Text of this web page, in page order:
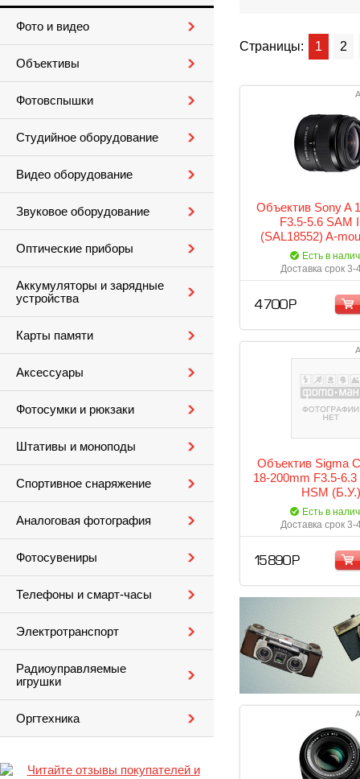
Фото и видео
Объективы
Фотовспышки
Студийное оборудование
Видео оборудование
Звуковое оборудование
Оптические приборы
Аккумуляторы и зарядные
устройства
Карты памяти
Аксессуары
Фотосумки и рюкзаки
Штативы и моноподы
Спортивное снаряжение
Аналоговая фотография
Фотосувениры
Телефоны и смарт-часы
Электротранспорт
Радиоуправляемые
игрушки
Оргтехника
Страницы: 1 2
Объектив Sony A
F3.5-5.6 SAM
(SAL18552) A-
Есть в
Доставка срок 3-
4 700 Р
Объектив Sigma
18-200mm F3.5-
HSM (Б.У.)
Есть в
Доставка срок 3-
15 890 Р